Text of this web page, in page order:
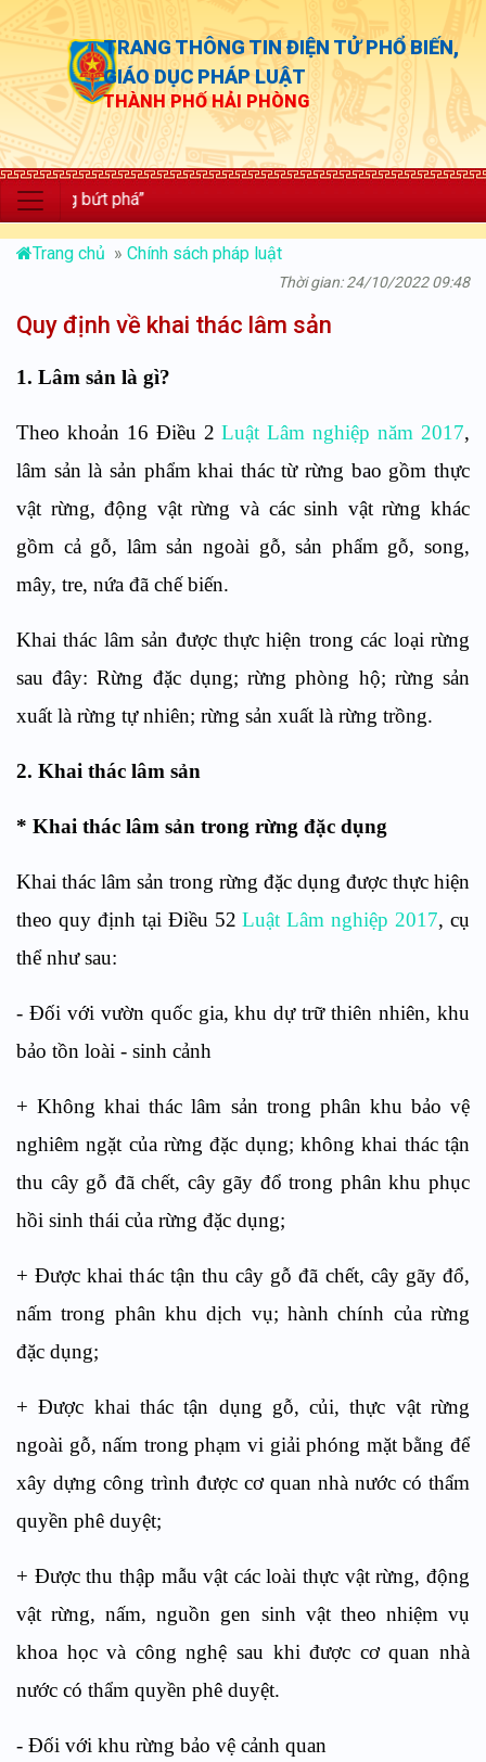
TRANG THÔNG TIN ĐIỆN TỬ PHỔ BIẾN,
GIÁO DỤC PHÁP LUẬT
THÀNH PHỐ HẢI PHÒNG
bứt phá”
Trang chủ » Chính sách pháp luật
Thời gian: 24/10/2022 09:48
Quy định về khai thác lâm sản
1. Lâm sản là gì?
Theo khoản 16 Điều 2Luật Lâm nghiệp năm 2017,
lâm sản là sản phẩm khai thác từ rừng bao gồm thực
vật rừng, động vật rừng và các sinh vật rừng khác
gồm cả gỗ, lâm sản ngoài gỗ, sản phẩm gỗ, song,
mây, tre, nứa đã chế biến.
Khai thác lâm sản được thực hiện trong các loại rừng
sau đây: Rừng đặc dụng; rừng phòng hộ; rừng sản
xuất là rừng tự nhiên; rừng sản xuất là rừng trồng.
2. Khai thác lâm sản
* Khai thác lâm sản trong rừng đặc dụng
Khai thác lâm sản trong rừng đặc dụng được thực hiện
theo quy định tại Điều 52Luật Lâm nghiệp 2017, cụ
thể như sau:
- Đối với vườn quốc gia, khu dự trữ thiên nhiên, khu
bảo tồn loài - sinh cảnh
+ Không khai thác lâm sản trong phân khu bảo vệ
nghiêm ngặt của rừng đặc dụng; không khai thác tận
thu cây gỗ đã chết, cây gãy đổ trong phân khu phục
hồi sinh thái của rừng đặc dụng;
+ Được khai thác tận thu cây gỗ đã chết, cây gãy đổ,
nấm trong phân khu dịch vụ; hành chính của rừng
đặc dụng;
+ Được khai thác tận dụng gỗ, củi, thực vật rừng
ngoài gỗ, nấm trong phạm vi giải phóng mặt bằng để
xây dựng công trình được cơ quan nhà nước có thẩm
quyền phê duyệt;
+ Được thu thập mẫu vật các loài thực vật rừng, động
vật rừng, nấm, nguồn gen sinh vật theo nhiệm vụ
khoa học và công nghệ sau khi được cơ quan nhà
nước có thẩm quyền phê duyệt.
- Đối với khu rừng bảo vệ cảnh quan